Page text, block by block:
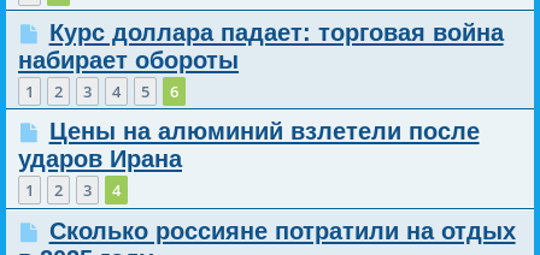
Курс доллара падает: торговая война
набирает обороты
1 2 3 4 5 6
Цены на алюминий взлетели после
ударов Ирана
1 2 3 4
Сколько россияне потратили на отдых